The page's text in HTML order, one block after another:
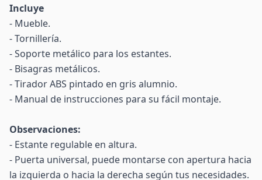
Incluye
- Mueble.
- Tornillería.
- Soporte metálico para los estantes.
- Bisagras metálicos.
- Tirador ABS pintado en gris alumnio.
- Manual de instrucciones para su fácil montaje.
Observaciones:
- Estante regulable en altura.
- Puerta universal, puede montarse con apertura hacia
la izquierda o hacia la derecha según tus necesidades.